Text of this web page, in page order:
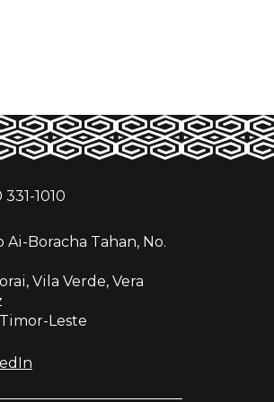
331-1010
Ai-Boracha Tahan, No.
Vila Verde, Vera
Leste